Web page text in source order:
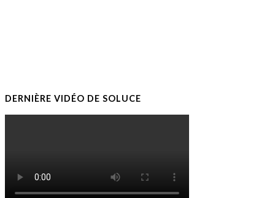
DERNIÈRE VIDÉO DE SOLUCE